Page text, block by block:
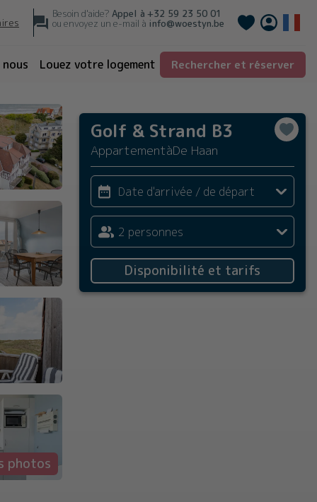
Besoin d'aide? Appel à +32 59 23 50 01
ou envoyez un e-mail à info@woestyn.be Deutsch
Louez votre logement Rechercher et réserver
Golf & Strand B3
AppartementàDe Haan
Date d'arrivée / de départ
2 personnes
Disponibilité et tarifs
photos